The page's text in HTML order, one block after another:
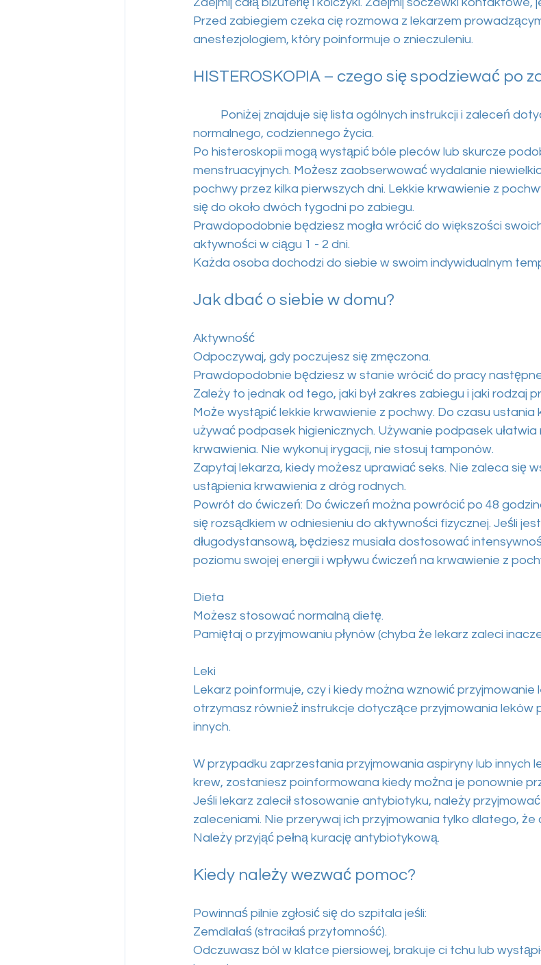
Przed zabiegiem czeka cię rozmowa z lekarzem
anestezjologiem, który poinformuje o znieczuleniu.
HISTEROSKOPIA – czego się spodziewać po
Poniżej znajduje się lista ogólnych instrukcji i zaleceń
normalnego, codziennego życia.
Po histeroskopii mogą wystąpić bóle pleców lub skurcze
menstruacyjnych. Możesz zaobserwować wydalanie
pochwy przez kilka pierwszych dni. Lekkie krwawienie z
się do około dwóch tygodni po zabiegu.
Prawdopodobnie będziesz mogła wrócić do większości
aktywności w ciągu 1 - 2 dni.
Każda osoba dochodzi do siebie w swoim indywidualnym
Jak dbać o siebie w domu?
Aktywność
Odpoczywaj, gdy poczujesz się zmęczona.
Prawdopodobnie będziesz w stanie wrócić do pracy
Zależy to jednak od tego, jaki był zakres zabiegu i jaki rodzaj
Może wystąpić lekkie krwawienie z pochwy. Do czasu ustania
używać podpasek higienicznych. Używanie podpasek
krwawienia. Nie wykonuj irygacji, nie stosuj tamponów.
Zapytaj lekarza, kiedy możesz uprawiać seks. Nie zaleca się
ustąpienia krwawienia z dróg rodnych.
Powrót do ćwiczeń: Do ćwiczeń można powrócić po 48
się rozsądkiem w odniesieniu do aktywności fizycznej. Jeśli
długodystansową, będziesz musiała dostosować
poziomu swojej energii i wpływu ćwiczeń na krwawienie z
Dieta
Możesz stosować normalną dietę.
Pamiętaj o przyjmowaniu płynów (chyba że lekarz zaleci
Leki
Lekarz poinformuje, czy i kiedy można wznowić przyjmowanie
otrzymasz również instrukcje dotyczące przyjmowania leków
innych.
W przypadku zaprzestania przyjmowania aspiryny lub innych
krew, zostaniesz poinformowana kiedy można je ponownie
Jeśli lekarz zalecił stosowanie antybiotyku, należy
zaleceniami. Nie przerywaj ich przyjmowania tylko dlatego, że
Należy przyjąć pełną kurację antybiotykową.
Kiedy należy wezwać pomoc?
Powinnaś pilnie zgłosić się do szpitala jeśli:
Zemdlałaś (straciłaś przytomność).
Odczuwasz ból w klatce piersiowej, brakuje ci tchu lub